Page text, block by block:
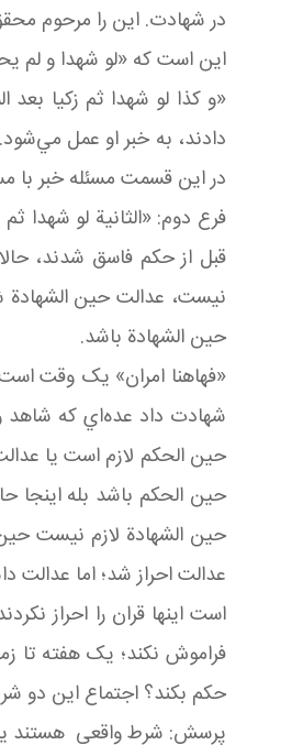
در شهادت. اين را مرحوم
اين است که «لو شهدا و لم
«و کذا لو شهدا ثم زکيا
دادند، به خبر او عمل
در اين قسمت مسئله خبر با
فرع دوم: «الثانية لو شهدا
قبل از حکم فاسق شدند،
نيست، عدالت حين الشهادة
حين الشهادة باشد.
«فهاهنا امران» يک وقت
شهادت داد عده‌اي که شاهد
حين الحکم لازم است يا
حين الحکم باشد بله اينجا
حين الشهادة لازم نيست
عدالت احراز شد؛ اما عدالت
است اينها قران را احراز
فراموش نکند؛ يک هفته تا
حکم بکند؟ اجتماع اين دو
پرسش: شرط واقعی هستند